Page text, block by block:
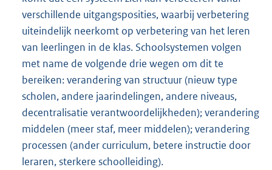
verschillende uitgangsposities, waarbij verbetering
uiteindelijk neerkomt op verbetering van het leren
van leerlingen in de klas. Schoolsystemen volgen
met name de volgende drie wegen om dit te
bereiken: verandering van structuur (nieuw type
scholen, andere jaarindelingen, andere niveaus,
decentralisatie verantwoordelijkheden); verandering
middelen (meer staf, meer middelen); verandering
processen (ander curriculum, betere instructie door
leraren, sterkere schoolleiding).